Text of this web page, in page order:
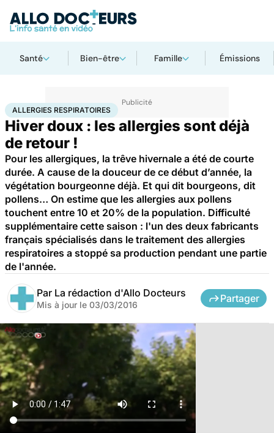
Santé Bien-être Famille Émissions
AccueilSantéMaladiesAllergies respiratoires
ALLERGIES RESPIRATOIRES
Hiver doux : les allergies sont déjà
de retour !
Pour les allergiques, la trêve hivernale a été de courte
durée. A cause de la douceur de ce début d’année, la
végétation bourgeonne déjà. Et qui dit bourgeons, dit
pollens… On estime que les allergies aux pollens
touchent entre 10 et 20% de la population. Difficulté
supplémentaire cette saison : l'un des deux fabricants
français spécialisés dans le traitement des allergies
respiratoires a stoppé sa production pendant une partie
de l'année.
Par La rédaction d'Allo Docteurs
Mis à jour le 03/03/2016
Partager